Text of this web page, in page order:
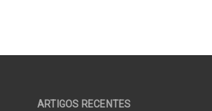
ARTIGOS RECENTES